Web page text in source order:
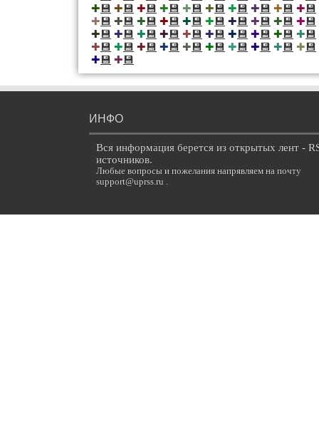
✚💾 ✚💾 ✚💾 ✚💾 ✚💾 ✚💾 ✚💾 ✚💾 ✚💾 ✚💾
✚💾 ✚💾 ✚💾 ✚💾 ✚💾 ✚💾 ✚💾 ✚💾 ✚💾 ✚💾
✚💾 ✚💾 ✚💾 ✚💾 ✚💾 ✚💾 ✚💾 ✚💾 ✚💾 ✚💾
✚💾 ✚💾 ✚💾 ✚💾 ✚💾 ✚💾 ✚💾 ✚💾 ✚💾 ✚💾
✚💾 ✚💾
ИНФО
Вся информация берется из открытых лент -
источников.
Любые вопросы и пожелания напрявляем на почту
support@uprss.ru .